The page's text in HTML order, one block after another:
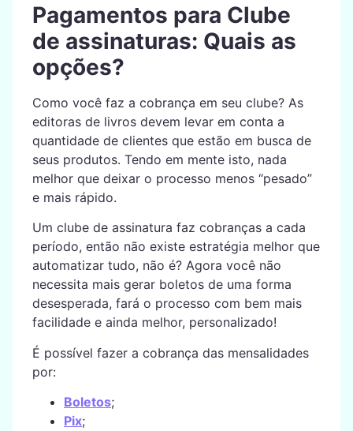
Pagamentos para Clube
de assinaturas: Quais as
opções?
Como você faz a cobrança em seu clube? As
editoras de livros devem levar em conta a
quantidade de clientes que estão em busca de
seus produtos. Tendo em mente isto, nada
melhor que deixar o processo menos “pesado”
e mais rápido.
Um clube de assinatura faz cobranças a cada
período, então não existe estratégia melhor que
automatizar tudo, não é? Agora você não
necessita mais gerar boletos de uma forma
desesperada, fará o processo com bem mais
facilidade e ainda melhor, personalizado!
É possível fazer a cobrança das mensalidades
por:
Boletos;
Pix;